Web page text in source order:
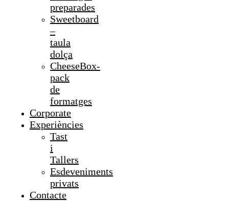
preparades
Sweetboard
–
taula
dolça
CheeseBox-
pack
de
formatges
Corporate
Experiències
Tast
i
Tallers
Esdeveniments
privats
Contacte